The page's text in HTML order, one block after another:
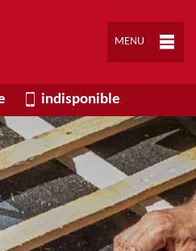
MENU
indisponible